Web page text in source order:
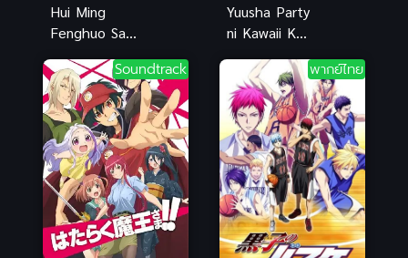
Hui Ming
Fenghuo San
กู้วิกฤตซับไทย
Yuusha Party
ni Kawaii Ko
ซับไทย
Soundtrack พากย์ไทย